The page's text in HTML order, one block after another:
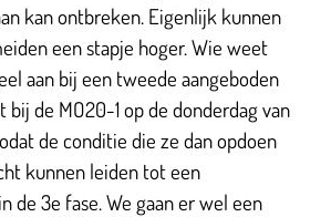
kan ontbreken. Eigenlijk kunnen
een stapje hoger. Wie weet
aan bij een tweede aangeboden
de MO20-1 op de donderdag van
de conditie die ze dan opdoen
kunnen leiden tot een
de 3e fase. We gaan er wel een